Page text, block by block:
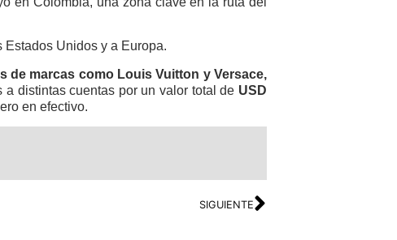
Estados Unidos y a Europa.
de marcas como Louis Vuitton y Versace,
distintas cuentas por un valor total de USD
en efectivo.
SIGUIENTE